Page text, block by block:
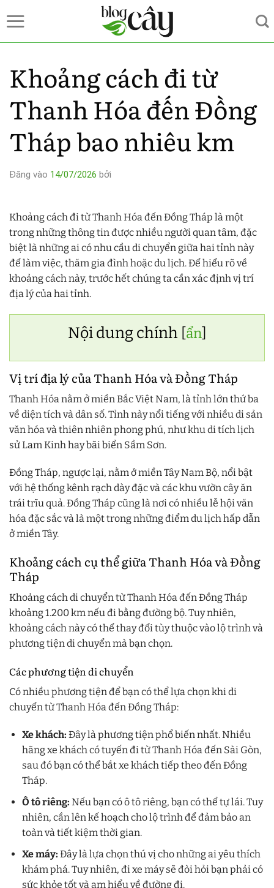
qua
Khoảng cách đi từ
Thanh Hóa đến Đồng
Tháp bao nhiêu km
Đăng vào 14/07/2026 bởi
Khoảng cách đi từ Thanh Hóa đến Đồng Tháp là một
trong những thông tin được nhiều người quan tâm, đặc
biệt là những ai có nhu cầu di chuyển giữa hai tỉnh này
để làm việc, thăm gia đình hoặc du lịch. Để hiểu rõ về
khoảng cách này, trước hết chúng ta cần xác định vị trí
địa lý của hai tỉnh.
Nội dung chính [ẩn]
Vị trí địa lý của Thanh Hóa và Đồng Tháp
Thanh Hóa nằm ở miền Bắc Việt Nam, là tỉnh lớn thứ ba
về diện tích và dân số. Tỉnh này nổi tiếng với nhiều di sản
văn hóa và thiên nhiên phong phú, như khu di tích lịch
sử Lam Kinh hay bãi biển Sầm Sơn.
Đồng Tháp, ngược lại, nằm ở miền Tây Nam Bộ, nổi bật
với hệ thống kênh rạch dày đặc và các khu vườn cây ăn
trái trĩu quả. Đồng Tháp cũng là nơi có nhiều lễ hội văn
hóa đặc sắc và là một trong những điểm du lịch hấp dẫn
ở miền Tây.
Khoảng cách cụ thể giữa Thanh Hóa và Đồng
Tháp
Khoảng cách di chuyển từ Thanh Hóa đến Đồng Tháp
khoảng 1.200 km nếu đi bằng đường bộ. Tuy nhiên,
khoảng cách này có thể thay đổi tùy thuộc vào lộ trình và
phương tiện di chuyển mà bạn chọn.
Các phương tiện di chuyển
Có nhiều phương tiện để bạn có thể lựa chọn khi di
chuyển từ Thanh Hóa đến Đồng Tháp:
Xe khách: Đây là phương tiện phổ biến nhất. Nhiều
hãng xe khách có tuyến đi từ Thanh Hóa đến Sài Gòn,
sau đó bạn có thể bắt xe khách tiếp theo đến Đồng
Tháp.
Ô tô riêng: Nếu bạn có ô tô riêng, bạn có thể tự lái. Tuy
nhiên, cần lên kế hoạch cho lộ trình để đảm bảo an
toàn và tiết kiệm thời gian.
Xe máy: Đây là lựa chọn thú vị cho những ai yêu thích
khám phá. Tuy nhiên, đi xe máy sẽ đòi hỏi bạn phải có
sức khỏe tốt và am hiểu về đường đi.